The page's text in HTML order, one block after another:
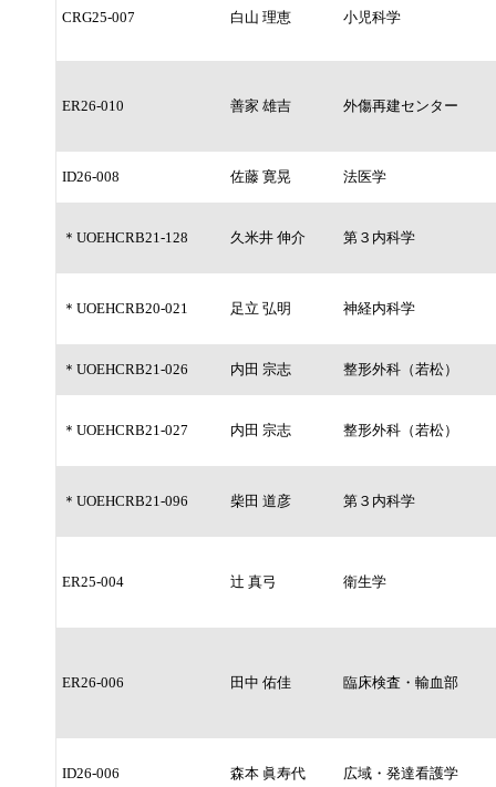
CRG25-007 白山 理恵 小児科学
ER26-010 善家 雄吉 外傷再建センター
ID26-008 佐藤 寛晃 法医学
＊UOEHCRB21-128 久米井 伸介 第３内科学
＊UOEHCRB20-021 足立 弘明 神経内科学
＊UOEHCRB21-026 内田 宗志 整形外科（若松）
＊UOEHCRB21-027 内田 宗志 整形外科（若松）
＊UOEHCRB21-096 柴田 道彦 第３内科学
ER25-004 辻 真弓 衛生学
ER26-006 田中 佑佳 臨床検査・輸血部
ID26-006 森本 眞寿代 広域・発達看護学